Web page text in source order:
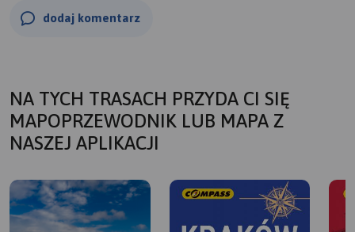
dodaj komentarz
NA TYCH TRASACH PRZYDA CI SIĘ
MAPOPRZEWODNIK LUB MAPA Z
NASZEJ APLIKACJI